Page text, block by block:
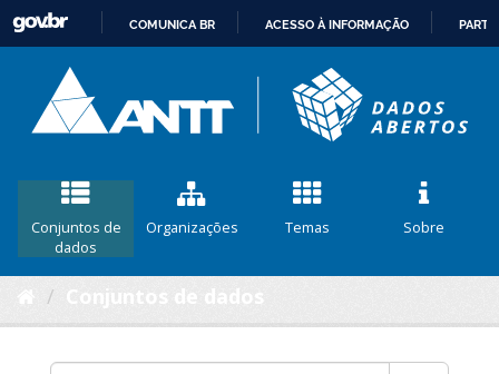
CONTEÚDO
COMUNICA BR ACESSO À INFORMAÇÃO
Conjuntos de
dados
Organizações Temas Sobre